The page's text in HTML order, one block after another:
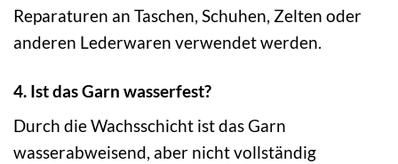
Reparaturen an Taschen, Schuhen, Zelten oder
anderen Lederwaren verwendet werden.
4. Ist das Garn wasserfest?
Durch die Wachsschicht ist das Garn
wasserabweisend, aber nicht vollständig